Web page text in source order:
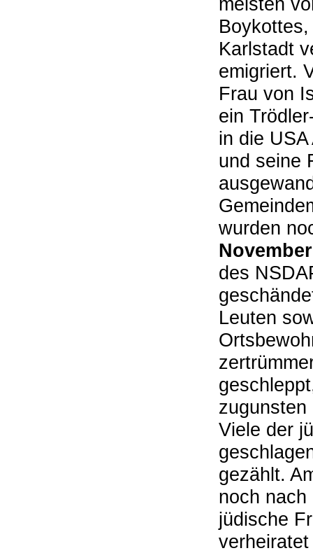
Karlstadt
emigriert.
Frau von
ein
in die
und seine
wurden
des
Leuten
Viele der
gezählt.
noch
jüdische